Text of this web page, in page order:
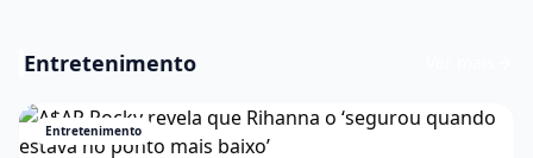
Entretenimento
Entretenimento